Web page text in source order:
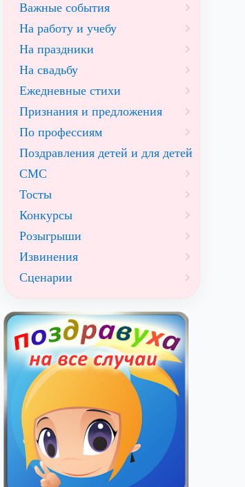
Важные события
На работу и учебу
На праздники
На свадьбу
Ежедневные стихи
Признания и предложения
По профессиям
Поздравления детей и для детей
СМС
Тосты
Конкурсы
Розыгрыши
Извинения
Сценарии